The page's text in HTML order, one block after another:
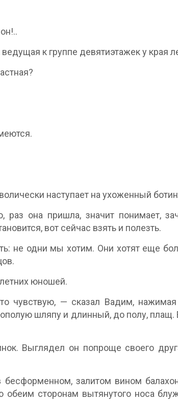
к группе девятиэтажек у края
наступает на ухоженный
она пришла, значит понимает,
вот сейчас взять и полезть.
не одни мы хотим. Они хотят еще
юношей.
чувствую, — сказал Вадим,
шляпу и длинный, до полу,
Выглядел он попроще своего
залитом вином
обеим сторонам вытянутого носа